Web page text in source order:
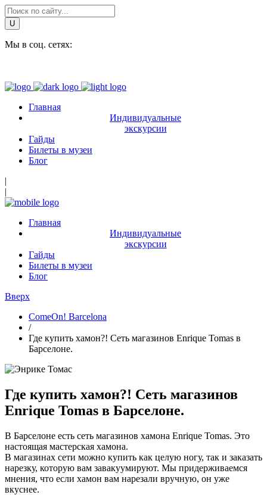
Мы в соц. сетях:
Главная
Индивидуальные
экскурсии
Гайды
Билеты в музеи
Блог
|
|
Главная
Индивидуальные
экскурсии
Гайды
Билеты в музеи
Блог
Вверх
ComeOn! Barcelona
/
Где купить хамон?! Сеть магазинов Enrique Tomas в
Барселоне.
Где купить хамон?! Сеть магазинов
Enrique Tomas в Барселоне.
В Барселоне есть сеть магазинов хамона Enrique Tomas. Это
настоящая мастерская хамона.
В магазинах сети можно купить как целую ногу, так и заказать
нарезку, которую вам завакуумируют. Мы придерживаемся
мнения, что если хамон вам нарезали вручную, он уже
вкуснее.